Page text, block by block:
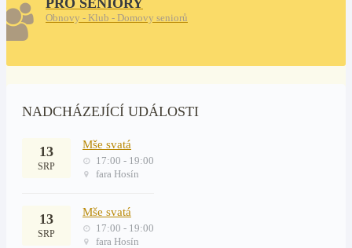
PRO SENIORY
Obnovy - Klub - Domovy seniorů
NADCHÁZEJÍCÍ UDÁLOSTI
13
SRP
Mše svatá
17:00 - 19:00
fara Hosín
13
SRP
Mše svatá
17:00 - 19:00
fara Hosín